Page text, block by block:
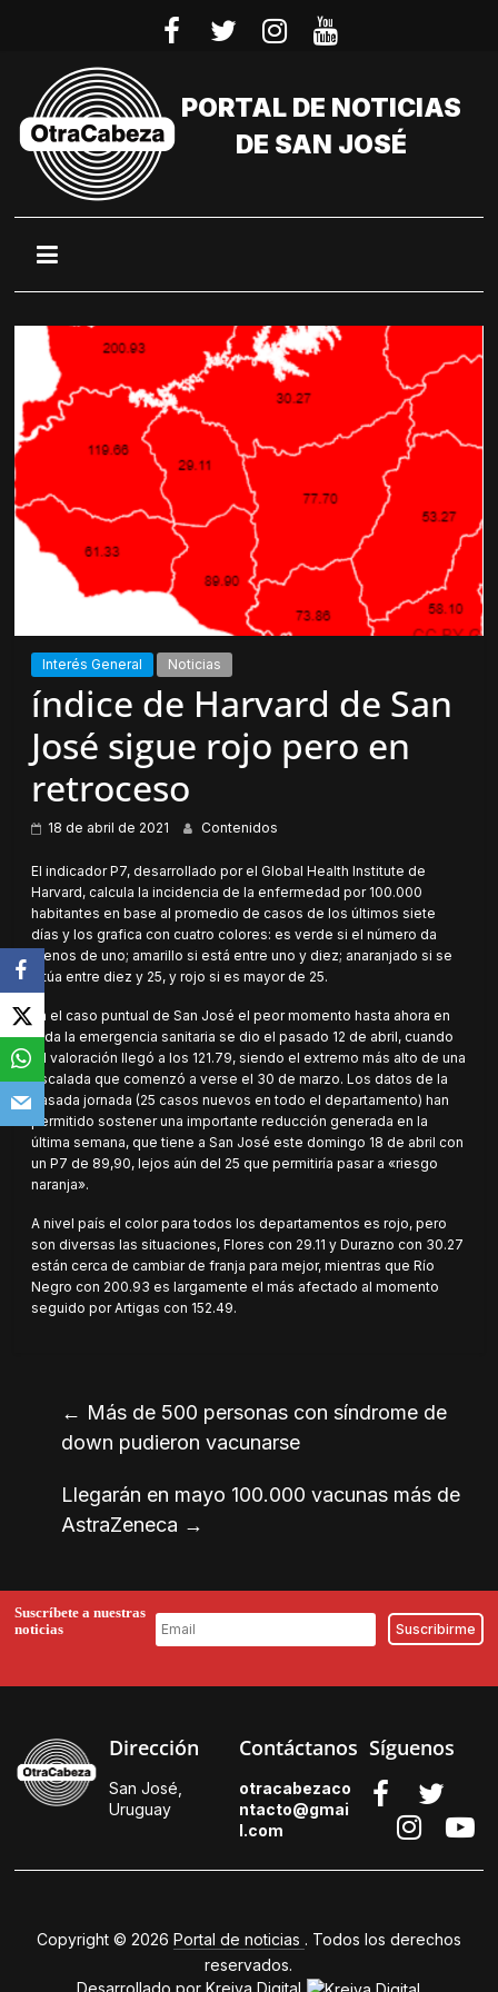
PORTAL DE NOTICIAS
DE SAN JOSÉ
Interés General Noticias
índice de Harvard de San
José sigue rojo pero en
retroceso
18 de abril de 2021 Contenidos
El indicador P7, desarrollado por el Global Health Institute de
Harvard, calcula la incidencia de la enfermedad por 100.000
habitantes en base al promedio de casos de los últimos siete
días y los grafica con cuatro colores: es verde si el número da
menos de uno; amarillo si está entre uno y diez; anaranjado si se
sitúa entre diez y 25, y rojo si es mayor de 25.
En el caso puntual de San José el peor momento hasta ahora en
toda la emergencia sanitaria se dio el pasado 12 de abril, cuando
tal valoración llegó a los 121.79, siendo el extremo más alto de una
escalada que comenzó a verse el 30 de marzo. Los datos de la
pasada jornada (25 casos nuevos en todo el departamento) han
permitido sostener una importante reducción generada en la
última semana, que tiene a San José este domingo 18 de abril con
un P7 de 89,90, lejos aún del 25 que permitiría pasar a «riesgo
naranja».
A nivel país el color para todos los departamentos es rojo, pero
son diversas las situaciones, Flores con 29.11 y Durazno con 30.27
están cerca de cambiar de franja para mejor, mientras que Río
Negro con 200.93 es largamente el más afectado al momento
seguido por Artigas con 152.49.
← Más de 500 personas con síndrome de
down pudieron vacunarse
Llegarán en mayo 100.000 vacunas más de
AstraZeneca →
Suscríbete a nuestras
noticias
Dirección
San José,
Uruguay
Contáctanos
otracabezaco
ntacto@gmai
l.com
Síguenos
Copyright © 2026 Portal de noticias . Todos los derechos
reservados.
Desarrollado porKreiva Digital